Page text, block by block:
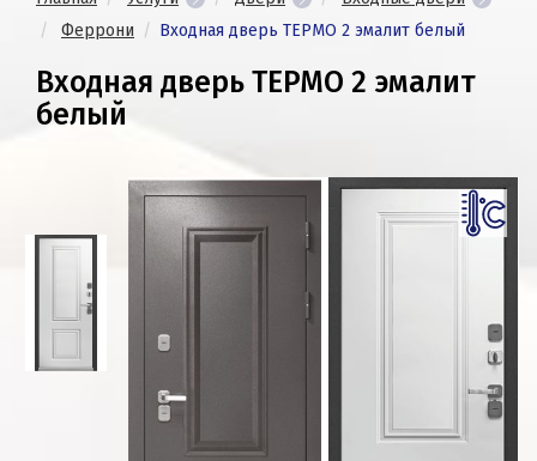
Феррони
Входная дверь ТЕРМО 2 эмалит белый
Входная дверь ТЕРМО 2 эмалит
белый